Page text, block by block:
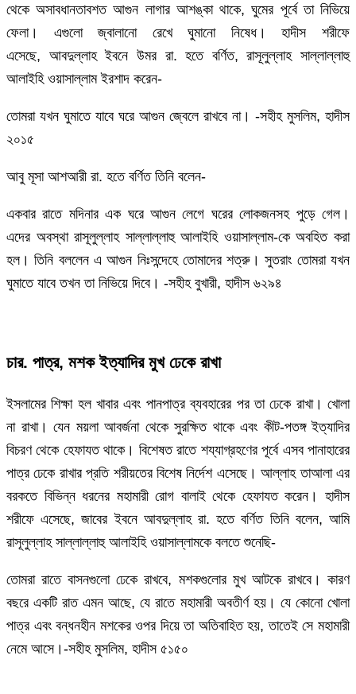
থেকে অসাবধানতাবশত আগুন লাগার আশঙ্কা থাকে, ঘুমের পূর্বে তা নিভিয়ে
ফেলা। এগুলো জ্বালানো রেখে ঘুমানো নিষেধ। হাদীস শরীফে
এসেছে, আবদুল্লাহ ইবনে উমর রা. হতে বর্ণিত, রাসূলুল্লাহ সাল্লাল্লাহু
আলাইহি ওয়াসাল্লাম ইরশাদ করেন-
তোমরা যখন ঘুমাতে যাবে ঘরে আগুন জ্বেলে রাখবে না। -সহীহ মুসলিম, হাদীস
২০১৫
আবু মূসা আশআরী রা. হতে বর্ণিত তিনি বলেন-
একবার রাতে মদিনার এক ঘরে আগুন লেগে ঘরের লোকজনসহ পুড়ে গেল।
এদের অবস্থা রাসূলুল্লাহ সাল্লাল্লাহু আলাইহি ওয়াসাল্লাম-কে অবহিত করা
হল। তিনি বললেন এ আগুন নিঃসন্দেহে তোমাদের শত্রু। সুতরাং তোমরা যখন
ঘুমাতে যাবে তখন তা নিভিয়ে দিবে। -সহীহ বুখারী, হাদীস ৬২৯৪
চার. পাত্র, মশক ইত্যাদির মুখ ঢেকে রাখা
ইসলামের শিক্ষা হল খাবার এবং পানপাত্র ব্যবহারের পর তা ঢেকে রাখা। খোলা
না রাখা। যেন ময়লা আবর্জনা থেকে সুরক্ষিত থাকে এবং কীট-পতঙ্গ ইত্যাদির
বিচরণ থেকে হেফাযত থাকে। বিশেষত রাতে শয্যাগ্রহণের পূর্বে এসব পানাহারের
পাত্র ঢেকে রাখার প্রতি শরীয়তের বিশেষ নির্দেশ এসেছে। আল্লাহ তাআলা এর
বরকতে বিভিন্ন ধরনের মহামারী রোগ বালাই থেকে হেফাযত করেন। হাদীস
শরীফে এসেছে, জাবের ইবনে আবদুল্লাহ রা. হতে বর্ণিত তিনি বলেন, আমি
রাসূলুল্লাহ সাল্লাল্লাহু আলাইহি ওয়াসাল্লামকে বলতে শুনেছি-
তোমরা রাতে বাসনগুলো ঢেকে রাখবে, মশকগুলোর মুখ আটকে রাখবে। কারণ
বছরে একটি রাত এমন আছে, যে রাতে মহামারী অবতীর্ণ হয়। যে কোনো খোলা
পাত্র এবং বন্ধনহীন মশকের ওপর দিয়ে তা অতিবাহিত হয়, তাতেই সে মহামারী
নেমে আসে।-সহীহ মুসলিম, হাদীস ৫১৫০